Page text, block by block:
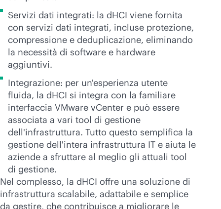
Servizi dati integrati: la dHCI viene fornita
con servizi dati integrati, incluse protezione,
compressione e deduplicazione, eliminando
la necessità di software e hardware
aggiuntivi.
Integrazione: per un'esperienza utente
fluida, la dHCI si integra con la familiare
interfaccia VMware vCenter e può essere
associata a vari tool di gestione
dell'infrastruttura. Tutto questo semplifica la
gestione dell'intera infrastruttura IT e aiuta le
aziende a sfruttare al meglio gli attuali tool
di gestione.
Nel complesso, la dHCI offre una soluzione di
infrastruttura scalabile, adattabile e semplice
da gestire, che contribuisce a migliorare le